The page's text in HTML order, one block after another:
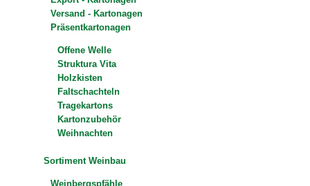
Versand - Kartonagen
Präsentkartonagen
Offene Welle
Struktura Vita
Holzkisten
Faltschachteln
Tragekartons
Kartonzubehör
Weihnachten
Sortiment Weinbau
Weinbergspfähle